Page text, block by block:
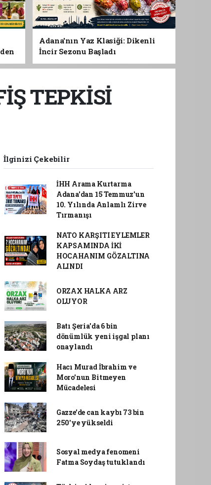
Adana'nın Yaz Klasiği: Dikenli
İncir Sezonu Başladı
TEPKİSİ
İlginizi Çekebilir
İHH Arama Kurtarma
Adana'dan 15 Temmuz'un
10. Yılında Anlamlı Zirve
Tırmanışı
NATO KARŞITI EYLEMLER
KAPSAMINDA İKİ
HOCAHANIM GÖZALTINA
ALINDI
ORZAX HALKA ARZ
OLUYOR
Batı Şeria'da 6 bin
dönümlük yeni işgal planı
onaylandı
Hacı Murad İbrahim ve
Moro'nun Bitmeyen
Mücadelesi
Gazze’de can kaybı 73 bin
250'ye yükseldi
Sosyal medya fenomeni
Fatma Soydaş tutuklandı